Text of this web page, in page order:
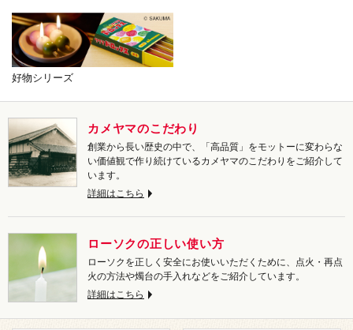
好物シリーズ
カメヤマのこだわり
創業から長い歴史の中で、「高品質」をモットーに変わらな
い価値観で作り続けているカメヤマのこだわりをご紹介して
います。
詳細はこちら
ローソクの正しい使い方
ローソクを正しく安全にお使いいただくために、点火・再点
火の方法や燭台の手入れなどをご紹介しています。
詳細はこちら